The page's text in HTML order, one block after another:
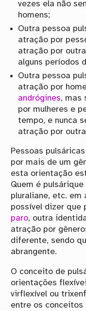
vezes ela não
homens;
Outra pessoa
atração por
atração por
alguns períodos
Outra pessoa
atração por
andrógines, mas
por mulheres e
tempo, e nunca
atração por
Pessoas
por mais de um
esta orientação
Quem é
pluraliane, etc. em
possível dizer que
paro, outra
atração por
diferente, sendo
abrangente.
O conceito de
orientações
virflexível ou
entre os conceitos